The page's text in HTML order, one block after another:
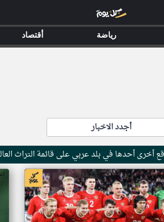
أجدد الاخبار
أحدها في بلد عربي على قائمة التراث
من ار تي عربي
رياضة أقتصاد